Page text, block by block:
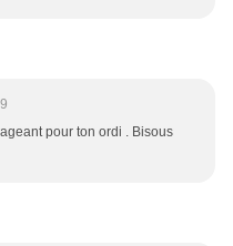
pour ton ordi . Bisous